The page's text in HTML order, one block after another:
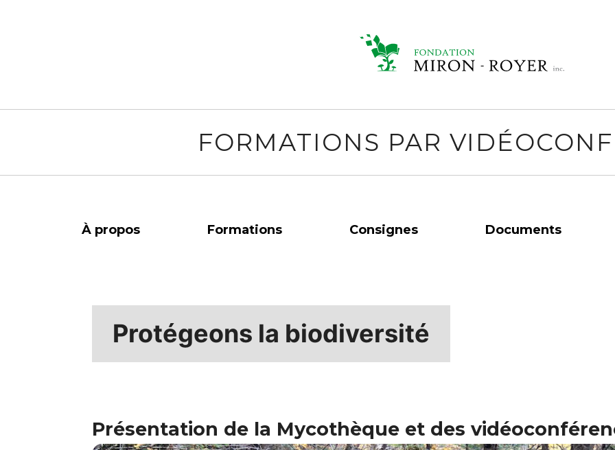
FORMATIONS PAR
À propos Formations Consignes Documents
Protégeons la biodiversité
Présentation de la Mycothèque et des